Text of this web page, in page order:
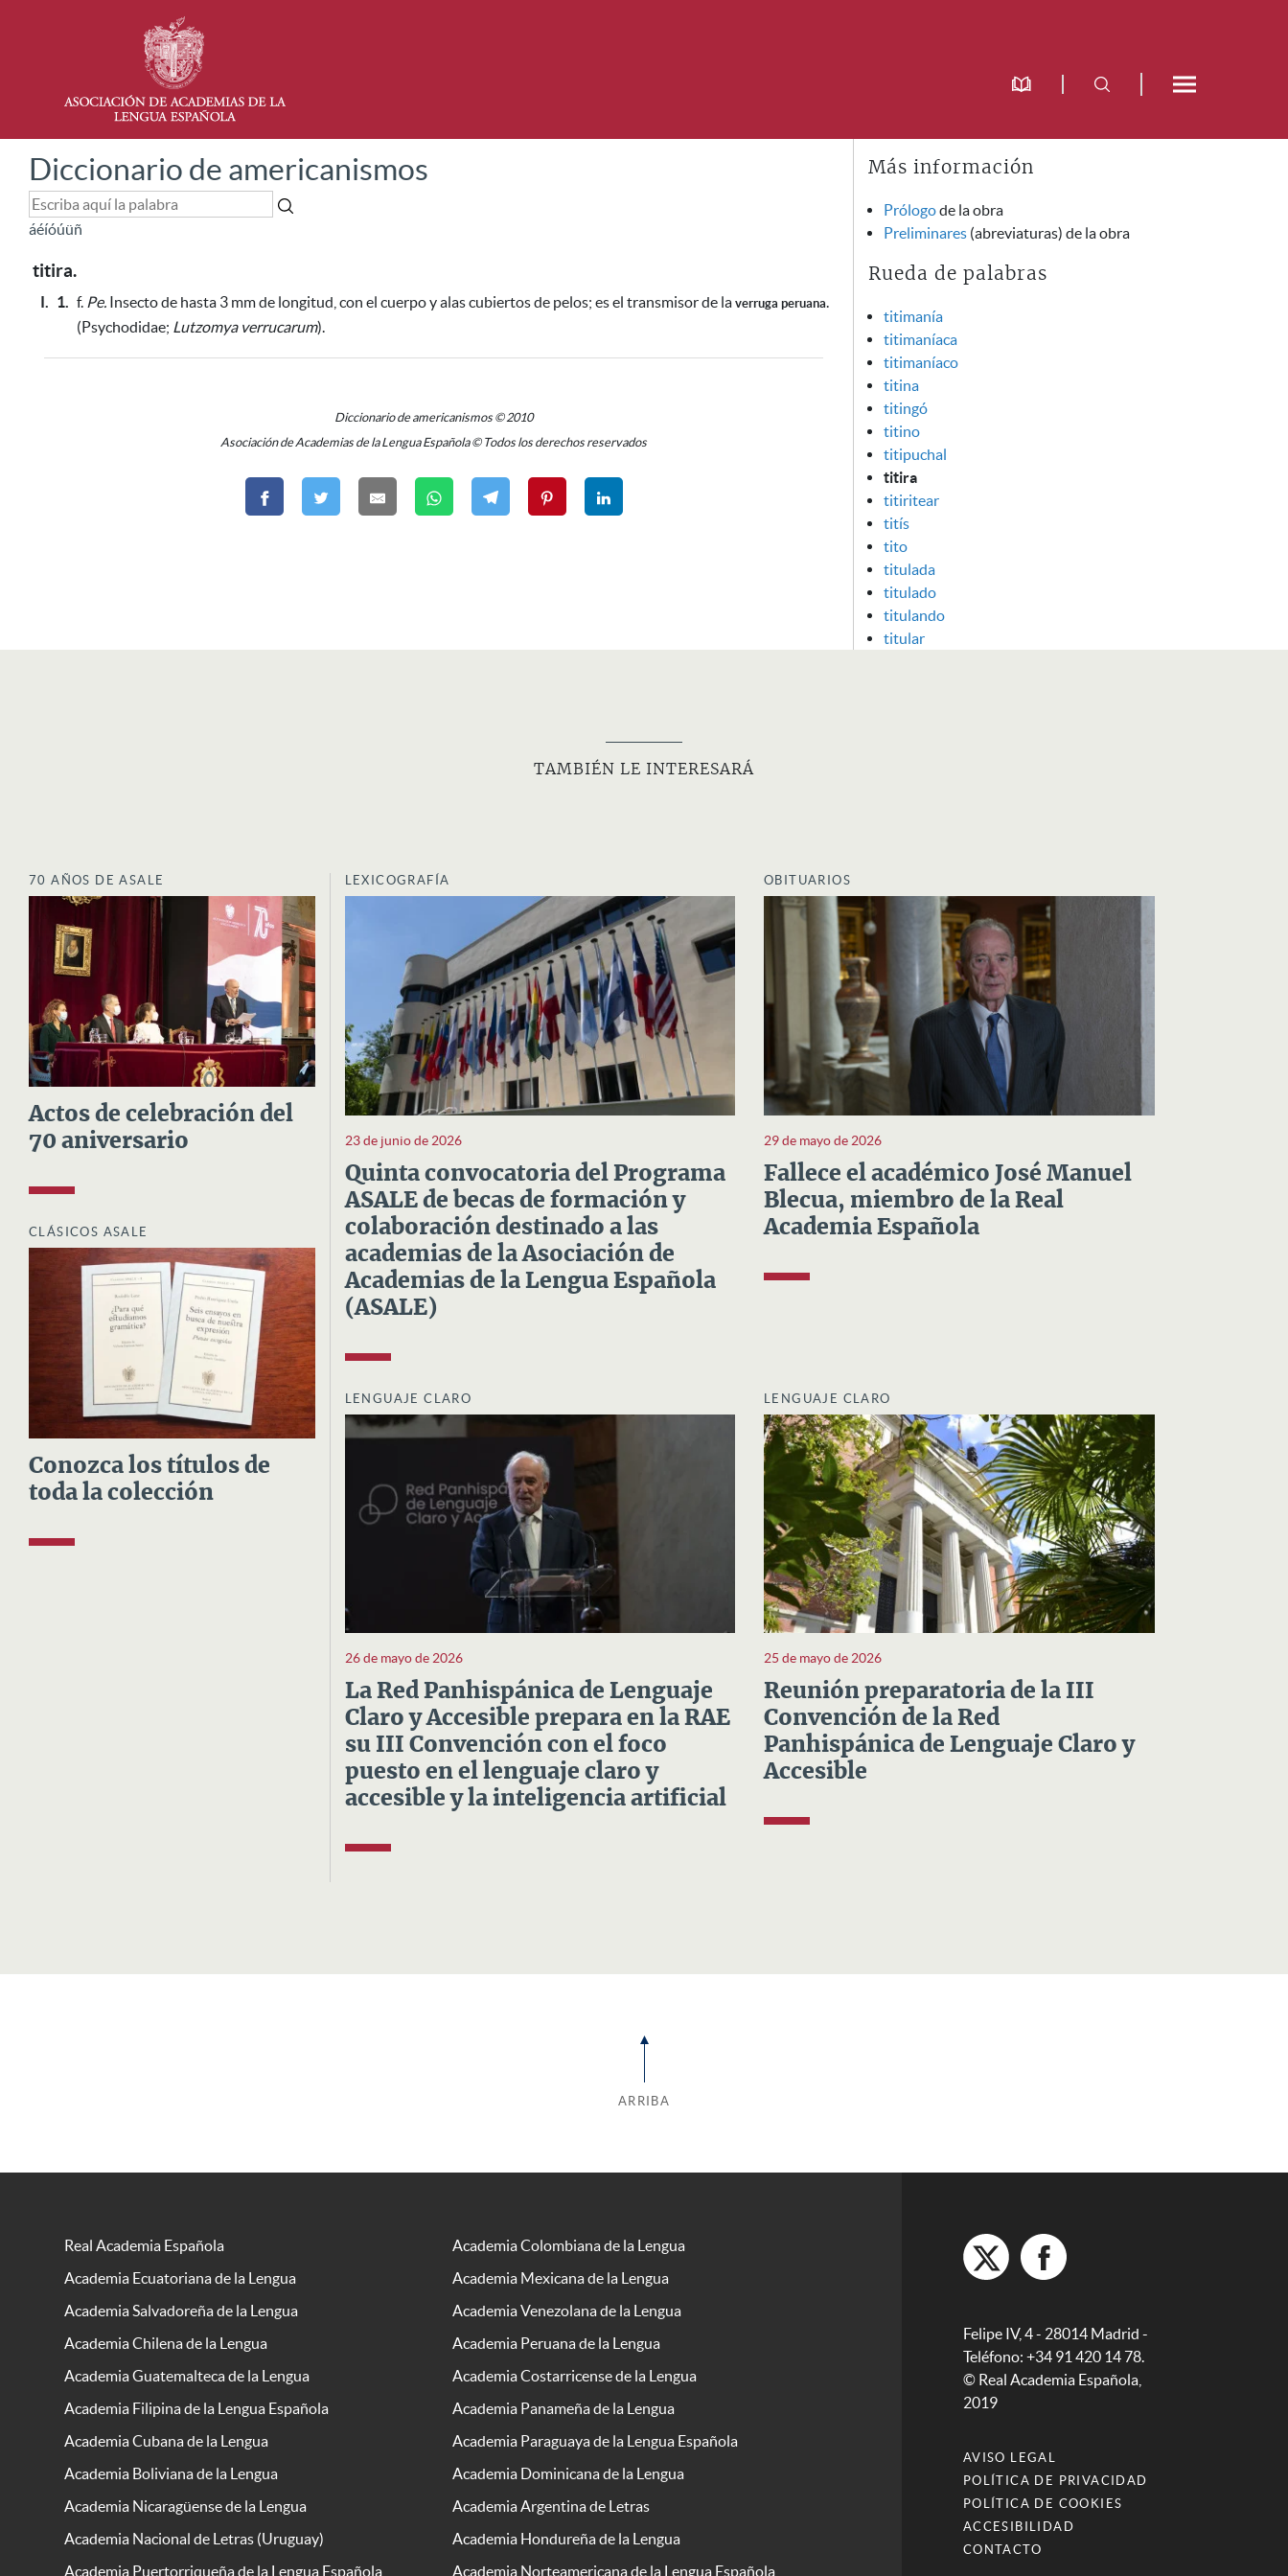
Diccionario de americanismos
áéíóúüñ
titira.
I. 1. f. Pe. Insecto de hasta 3 mm de longitud, con el cuerpo y alas cubiertos de pelos; es el transmisor de la verruga peruana.
(Psychodidae; Lutzomya verrucarum).
Diccionario de americanismos © 2010
Asociación de Academias de la Lengua Española © Todos los derechos reservados
Más información
Prólogode la obra
Preliminares (abreviaturas) de la obra
Rueda de palabras
titimanía
titimaníaca
titimaníaco
titina
titingó
titino
titipuchal
titira
titiritear
titís
tito
titulada
titulado
titulando
titular
TAMBIÉN LE INTERESARÁ
70 AÑOS DE ASALE
Actos de celebración del
70 aniversario
CLÁSICOS ASALE
Conozca los títulos de
toda la colección
LEXICOGRAFÍA
23 de junio de 2026
Quinta convocatoria del Programa
ASALE de becas de formación y
colaboración destinado a las
academias de la Asociación de
Academias de la Lengua Española
(ASALE)
OBITUARIOS
29 de mayo de 2026
Fallece el académico José Manuel
Blecua, miembro de la Real
Academia Española
LENGUAJE CLARO
26 de mayo de 2026
La Red Panhispánica de Lenguaje
Claro y Accesible prepara en la RAE
su III Convención con el foco
puesto en el lenguaje claro y
accesible y la inteligencia artificial
LENGUAJE CLARO
25 de mayo de 2026
Reunión preparatoria de la III
Convención de la Red
Panhispánica de Lenguaje Claro y
Accesible
ARRIBA
Real Academia Española
Academia Colombiana de la Lengua
Academia Ecuatoriana de la Lengua
Academia Mexicana de la Lengua
Academia Salvadoreña de la Lengua
Academia Venezolana de la Lengua
Academia Chilena de la Lengua
Academia Peruana de la Lengua
Academia Guatemalteca de la Lengua
Academia Costarricense de la Lengua
Academia Filipina de la Lengua Española
Academia Panameña de la Lengua
Academia Cubana de la Lengua
Academia Paraguaya de la Lengua Española
Academia Boliviana de la Lengua
Academia Dominicana de la Lengua
Academia Nicaragüense de la Lengua
Academia Argentina de Letras
Academia Nacional de Letras (Uruguay)
Academia Hondureña de la Lengua
Academia Puertorriqueña de la Lengua Española
Academia Norteamericana de la Lengua Española
Felipe IV, 4 - 28014 Madrid -
Teléfono: +34 91 420 14 78.
© Real Academia Española,
2019
AVISO LEGAL
POLÍTICA DE PRIVACIDAD
POLÍTICA DE COOKIES
ACCESIBILIDAD
CONTACTO